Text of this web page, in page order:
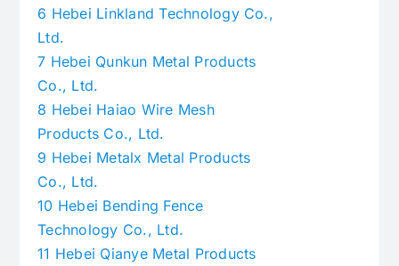
6 Hebei Linkland Technology Co.,
Ltd.
7 Hebei Qunkun Metal Products
Co., Ltd.
8 Hebei Haiao Wire Mesh
Products Co., Ltd.
9 Hebei Metalx Metal Products
Co., Ltd.
10 Hebei Bending Fence
Technology Co., Ltd.
11 Hebei Qianye Metal Products